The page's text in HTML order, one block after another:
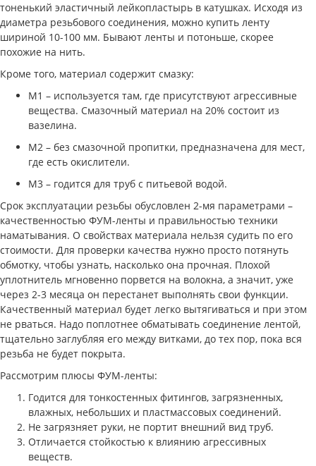
тоненький эластичный лейкопластырь в катушках. Исходя из
диаметра резьбового соединения, можно купить ленту
шириной 10-100 мм. Бывают ленты и потоньше, скорее
похожие на нить.
Кроме того, материал содержит смазку:
M1 – используется там, где присутствуют агрессивные
вещества. Смазочный материал на 20% состоит из
вазелина.
M2 – без смазочной пропитки, предназначена для мест,
где есть окислители.
M3 – годится для труб с питьевой водой.
Срок эксплуатации резьбы обусловлен 2-мя параметрами –
качественностью ФУМ-ленты и правильностью техники
наматывания. О свойствах материала нельзя судить по его
стоимости. Для проверки качества нужно просто потянуть
обмотку, чтобы узнать, насколько она прочная. Плохой
уплотнитель мгновенно порвется на волокна, а значит, уже
через 2-3 месяца он перестанет выполнять свои функции.
Качественный материал будет легко вытягиваться и при этом
не рваться. Надо поплотнее обматывать соединение лентой,
тщательно заглубляя его между витками, до тех пор, пока вся
резьба не будет покрыта.
Рассмотрим плюсы ФУМ-ленты:
Годится для тонкостенных фитингов, загрязненных,
влажных, небольших и пластмассовых соединений.
Не загрязняет руки, не портит внешний вид труб.
Отличается стойкостью к влиянию агрессивных
веществ.